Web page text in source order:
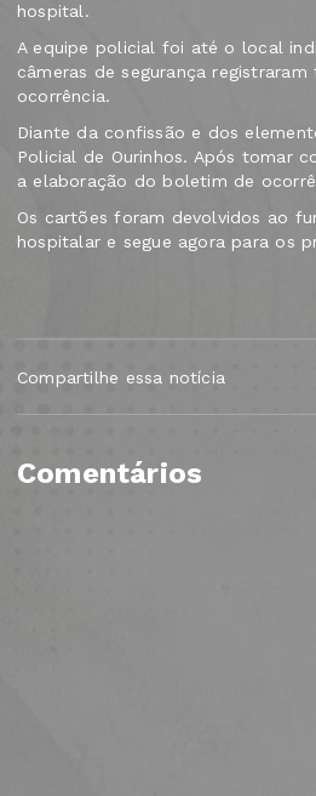
hospital.
A equipe policial foi até o local
câmeras de segurança
ocorrência.
Diante da confissão e dos
Policial de Ourinhos. Após tomar
a elaboração do boletim de
Os cartões foram devolvidos ao
hospitalar e segue agora para os
Compartilhe essa notícia
Comentários